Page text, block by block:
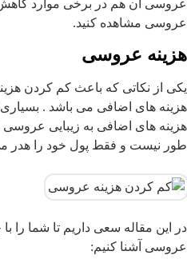
عروسی آن هم در برخی موارد
عروسی مشاهده کنید.
هزینه عروسی
یکی از نکاتی که باعث کم کردن
هزینه های اضافی می باشد . بسیاری
هزینه های اضافی به زیبایی عروسی
طور نیست و فقط پول خود را هدر
در این مقاله سعی داریم تا شما را
عروسی آشنا کنیم: